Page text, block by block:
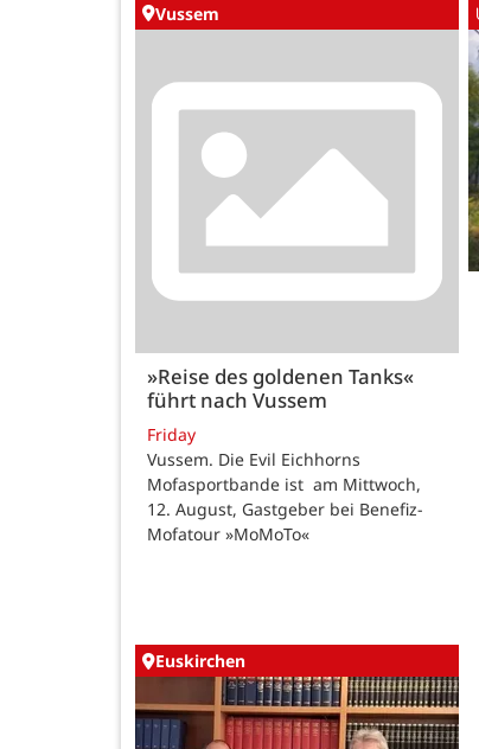
Vussem
»Reise des goldenen Tanks«
führt nach Vussem
Friday
Vussem. Die Evil Eichhorns
Mofasportbande ist am Mittwoch,
12. August, Gastgeber bei Benefiz-
Mofatour »MoMoTo«
Euskirchen